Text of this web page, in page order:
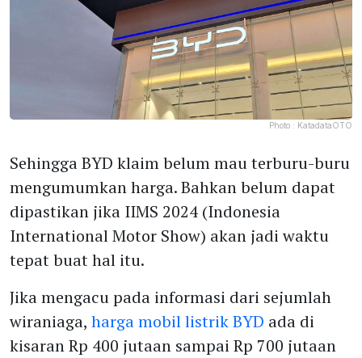
Photo : KatadataOTO
Sehingga BYD klaim belum mau terburu-buru
mengumumkan harga. Bahkan belum dapat
dipastikan jika IIMS 2024 (Indonesia
International Motor Show) akan jadi waktu
tepat buat hal itu.
Jika mengacu pada informasi dari sejumlah
wiraniaga, harga mobil listrik BYD ada di
kisaran Rp 400 jutaan sampai Rp 700 jutaan